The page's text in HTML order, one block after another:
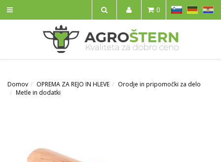
IŠČI
SL HR
0
Domov OPREMA ZA REJO IN HLEVE
Orodje in pripomočki za delo
Metle in dodatki